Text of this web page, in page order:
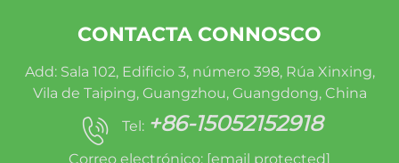
CONTACTA CONNOSCO
Add: Sala 102, Edificio 3, número 398, Rúa Xinxing,
Vila de Taiping, Guangzhou, Guangdong, China
Tel: +86-15052152918
Correo electrónico: [email protected]